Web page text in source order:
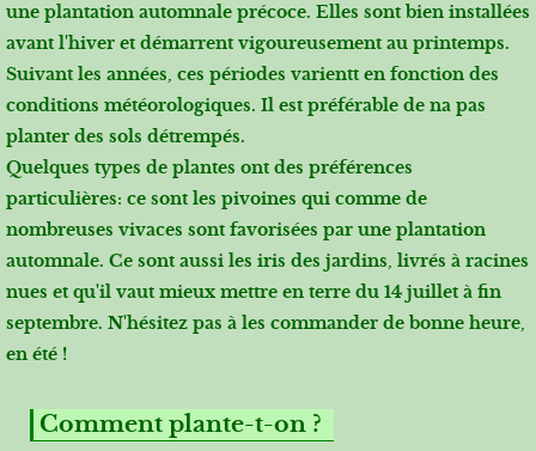
une plantation automnale précoce. Elles sont bien installées
avant l'hiver et démarrent vigoureusement au printemps.
Suivant les années, ces périodes varientt en fonction des
conditions météorologiques. Il est préférable de na pas
planter des sols détrempés.
Quelques types de plantes ont des préférences
particulières: ce sont les pivoines qui comme de
nombreuses vivaces sont favorisées par une plantation
automnale. Ce sont aussi les iris des jardins, livrés à racines
nues et qu'il vaut mieux mettre en terre du 14 juillet à fin
septembre. N'hésitez pas à les commander de bonne heure,
en été !
Comment plante-t-on ?